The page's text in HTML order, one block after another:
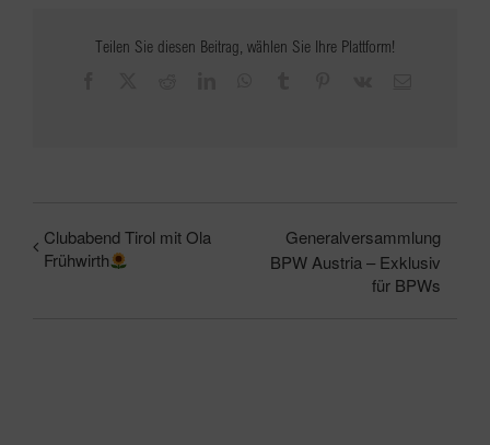
Teilen Sie diesen Beitrag, wählen Sie Ihre Plattform!
Clubabend Tirol mit Ola
Frühwirth
Generalversammlung
BPW Austria – Exklusiv
für BPWs